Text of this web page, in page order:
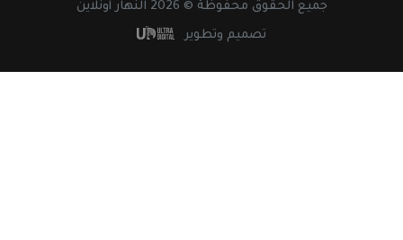
جميع الحقوق محفوظة © 2026 النهار أونلاين
تصميم وتطوير